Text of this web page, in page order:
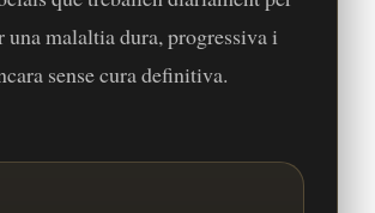
una malaltia dura, progressiva i
sense cura definitiva.